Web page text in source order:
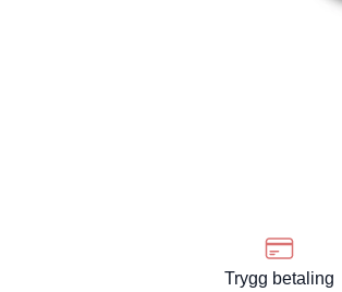
Trygg betaling